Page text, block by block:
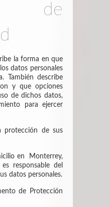
de
la forma en que
datos personales
También describe
y que opciones
de dichos datos,
para ejercer
protección de sus
en Monterrey,
responsable del
datos personales.
de Protección